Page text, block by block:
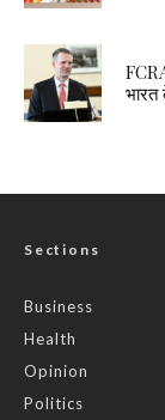
भारत
Sections
Business
Health
Opinion
Politics